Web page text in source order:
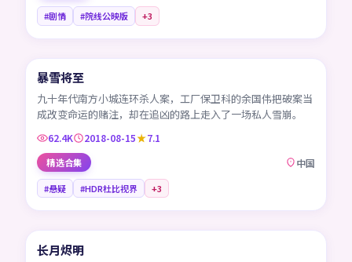
#剧情 #院线公映版 +3
CN
暴雪将至
九十年代南方小城连环杀人案，工厂保卫科的余国伟把破案当
成改变命运的赌注，却在追凶的路上走入了一场私人雪崩。
62.4K 2018-08-15 7.1
精选合集 中国
#悬疑 #HDR杜比视界 +3
CN
长月烬明